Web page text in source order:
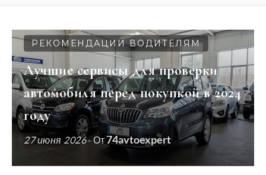
РЕКОМЕНДАЦИИ ВОДИТЕЛЯМ
Лучшие сервисы для проверки
автомобиля перед покупкой в 2024
году
27 июня 2026- От74avtoexpert